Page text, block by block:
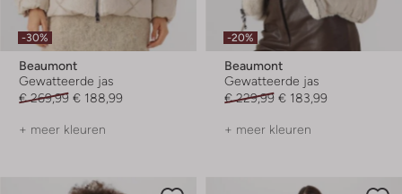
-30%
Beaumont
Gewatteerde jas
€ 269,99 € 188,99
+ meer kleuren
-20%
Beaumont
Gewatteerde jas
€ 229,99 € 183,99
+ meer kleuren